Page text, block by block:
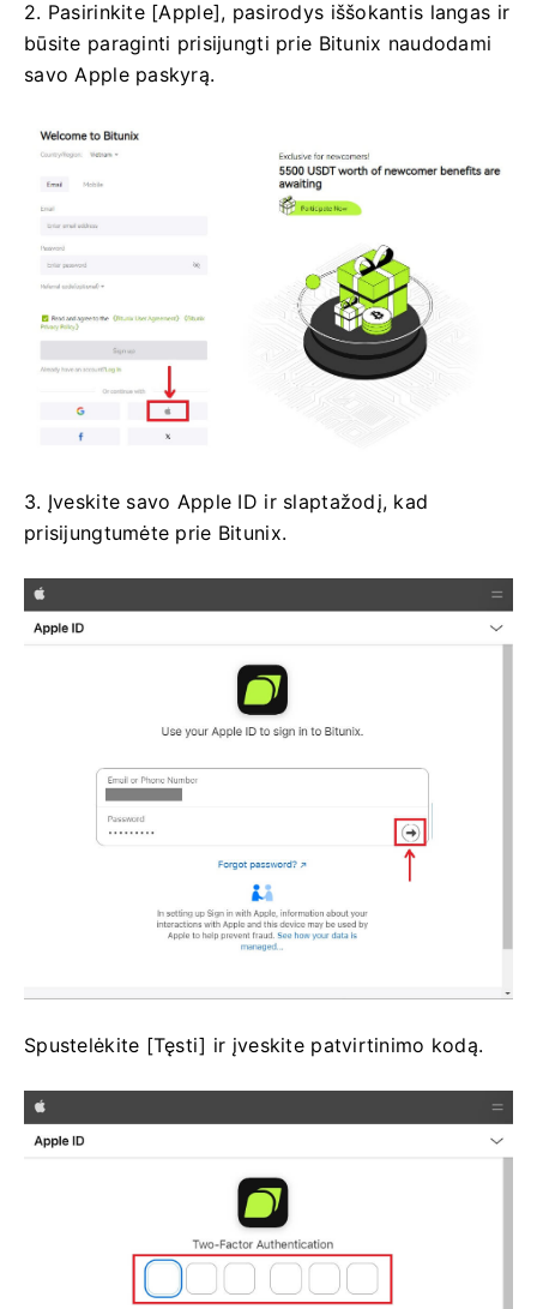
2. Pasirinkite [Apple], pasirodys iššokantis langas ir
būsite paraginti prisijungti prie Bitunix naudodami
savo Apple paskyrą.
3. Įveskite savo Apple ID ir slaptažodį, kad
prisijungtumėte prie Bitunix.
Spustelėkite [Tęsti] ir įveskite patvirtinimo kodą.